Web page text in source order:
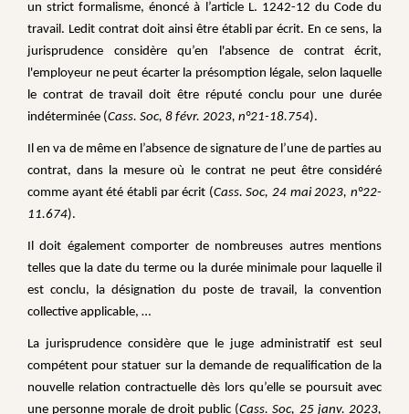
un strict formalisme, énoncé à l’article L. 1242-12 du Code du
travail. Ledit contrat doit ainsi être établi par écrit. En ce sens, la
jurisprudence considère qu’en l'absence de contrat écrit,
l'employeur ne peut écarter la présomption légale, selon laquelle
le contrat de travail doit être réputé conclu pour une durée
indéterminée (Cass. Soc, 8 févr. 2023, n°21-18.754).
Il en va de même en l’absence de signature de l’une de parties au
contrat, dans la mesure où le contrat ne peut être considéré
comme ayant été établi par écrit (Cass. Soc, 24 mai 2023, n°22-
11.674).
Il doit également comporter de nombreuses autres mentions
telles que la date du terme ou la durée minimale pour laquelle il
est conclu, la désignation du poste de travail, la convention
collective applicable, …
La jurisprudence considère que le juge administratif est seul
compétent pour statuer sur la demande de requalification de la
nouvelle relation contractuelle dès lors qu’elle se poursuit avec
une personne morale de droit public (Cass. Soc, 25 janv. 2023,